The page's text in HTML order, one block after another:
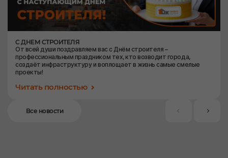
Все новости
С ДНЕМ СТРОИТЕЛЯ
От всей души поздравляем вас с Днём строителя –
профессиональным праздником тех, кто возводит города,
создаёт инфраструктуру и воплощает в жизнь самые смелые
проекты!
Читать полностью